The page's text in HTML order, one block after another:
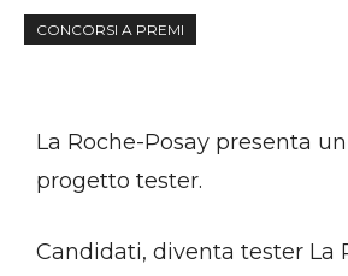
CONCORSI A PREMI
La Roche-Posay presenta
progetto tester.
Candidati, diventa tester La